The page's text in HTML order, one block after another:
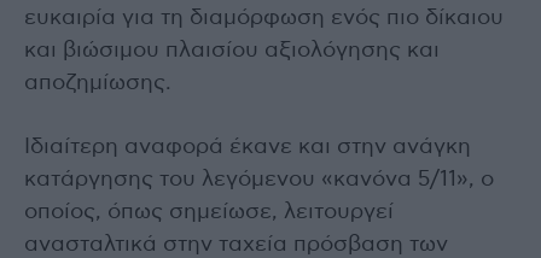
ευκαιρία για τη διαμόρφωση ενός πιο δίκαιου
και βιώσιμου πλαισίου αξιολόγησης και
αποζημίωσης.
Ιδιαίτερη αναφορά έκανε και στην ανάγκη
κατάργησης του λεγόμενου «κανόνα 5/11», ο
οποίος, όπως σημείωσε, λειτουργεί
ανασταλτικά στην ταχεία πρόσβαση των